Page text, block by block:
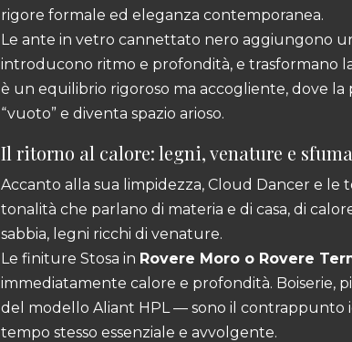
rigore formale ed eleganza contemporanea.
Le ante in vetro cannettato nero aggiungono
introducono ritmo e profondità, e trasformano
è un equilibrio rigoroso ma accogliente, dove
“vuoto” e diventa spazio arioso.
Il ritorno al calore: legni, venature e
Accanto alla sua limpidezza, Cloud Dancer e le
tonalità che parlano di materia e di casa, di
sabbia, legni ricchi di venature.
Le finiture Stosa in Rovere Moro o Rovere
immediatamente calore e profondità. Boiserie,
del modello Aliant HPL — sono il contrappunto
tempo stesso essenziale e avvolgente.